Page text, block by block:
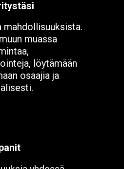
mahdollisuuksista.
muassa
löytämään
osaajia ja